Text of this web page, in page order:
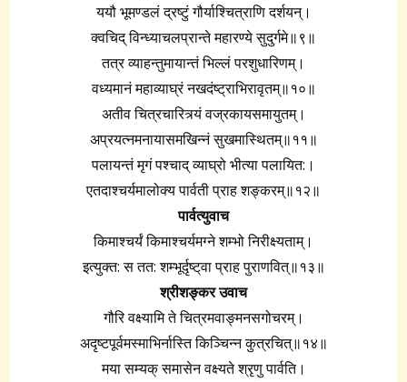
ययौ भूमण्डलं द्रष्टुं गौर्याश्चित्राणि दर्शयन्‌।
क्वचिद्‌ विन्ध्याचलप्रान्ते महारण्ये सुदुर्गमे॥९॥
तत्र व्याहन्तुमायान्तं भिल्लं परशुधारिणम्‌।
वध्यमानं महाव्याघ्रं नखदंष्ट्राभिरावृतम्‌॥१०॥
अतीव चित्रचारित्र्यं वज्रकायसमायुतम्‌।
अप्रयत्नमनायासमखिन्नं सुखमास्थितम्‌॥११॥
पलायन्तं मृगं पश्चाद्‌ व्याघ्रो भीत्या पलायित:।
एतदाश्चर्यमालोक्य पार्वती प्राह शङ्करम्‌॥१२॥
पार्वत्युवाच
किमाश्चर्यं किमाश्चर्यमग्ने शम्भो निरीक्ष्यताम्‌।
इत्युक्त: स तत: शम्भूर्दृष्ट्‌वा प्राह पुराणवित्‌॥१३॥
श्रीशङ्कर उवाच
गौरि वक्ष्यामि ते चित्रमवाङ्मनसगोचरम्‌।
अदृष्टपूर्वमस्माभिर्नास्ति किञ्चिन्न कुत्रचित्‌॥१४॥
मया सम्यक्‌ समासेन वक्ष्यते श्रृणु पार्वति।